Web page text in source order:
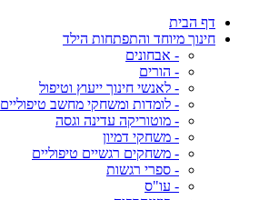
דף הבית
חינוך מיוחד והתפתחות הילד
- אבחונים
- הורים
- לאנשי חינוך ייעוץ וטיפול
- לומדות ומשחקי מחשב טיפוליים
- מוטוריקה עדינה וגסה
- משחקי דמיון
- משחקים רגשיים טיפוליים
- ספרי רגשות
- עו"ס